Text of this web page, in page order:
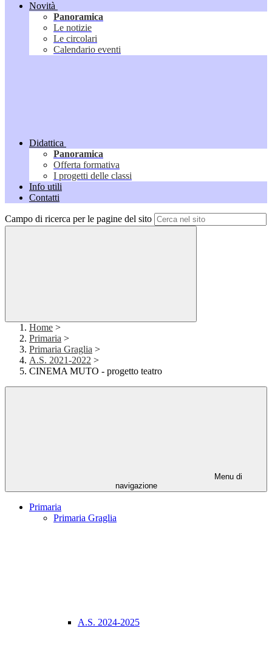
Novità
Panoramica
Le notizie
Le circolari
Calendario eventi
Didattica
Panoramica
Offerta formativa
I progetti delle classi
Info utili
Contatti
Campo di ricerca per le pagine del sito
Home >
Primaria >
Primaria Graglia >
A.S. 2021-2022 >
CINEMA MUTO - progetto teatro
Menu di
navigazione
Primaria
Primaria Graglia
A.S. 2024-2025